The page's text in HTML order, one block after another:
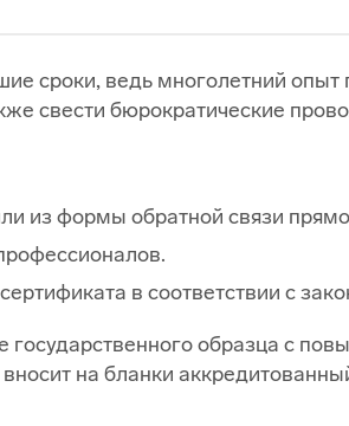
сроки, ведь многолетний опыт
свести бюрократические
из формы обратной связи
в соответствии с
образца с
на бланки